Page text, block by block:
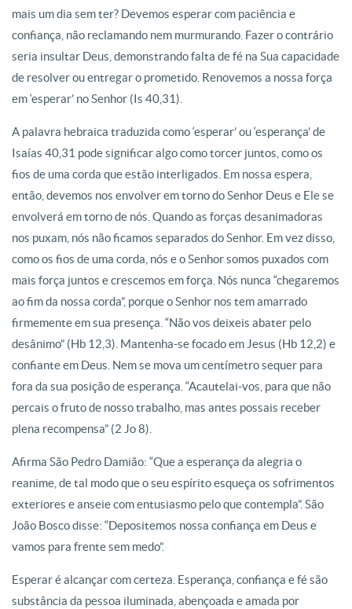
mais um dia sem ter? Devemos esperar com paciência e
confiança, não reclamando nem murmurando. Fazer o contrário
seria insultar Deus, demonstrando falta de fé na Sua capacidade
de resolver ou entregar o prometido. Renovemos a nossa força
em ‘esperar’ no Senhor (Is 40,31).
A palavra hebraica traduzida como ‘esperar’ ou ‘esperança’ de
Isaías 40,31 pode significar algo como torcer juntos, como os
fios de uma corda que estão interligados. Em nossa espera,
então, devemos nos envolver em torno do Senhor Deus e Ele se
envolverá em torno de nós. Quando as forças desanimadoras
nos puxam, nós não ficamos separados do Senhor. Em vez disso,
como os fios de uma corda, nós e o Senhor somos puxados com
mais força juntos e crescemos em força. Nós nunca “chegaremos
ao fim da nossa corda”, porque o Senhor nos tem amarrado
firmemente em sua presença. “Não vos deixeis abater pelo
desânimo” (Hb 12,3). Mantenha-se focado em Jesus (Hb 12,2) e
confiante em Deus. Nem se mova um centímetro sequer para
fora da sua posição de esperança. “Acautelai-vos, para que não
percais o fruto de nosso trabalho, mas antes possais receber
plena recompensa” (2 Jo 8).
Afirma São Pedro Damião: “Que a esperança da alegria o
reanime, de tal modo que o seu espírito esqueça os sofrimentos
exteriores e anseie com entusiasmo pelo que contempla”. São
João Bosco disse: “Depositemos nossa confiança em Deus e
vamos para frente sem medo”.
Esperar é alcançar com certeza. Esperança, confiança e fé são
substância da pessoa iluminada, abençoada e amada por